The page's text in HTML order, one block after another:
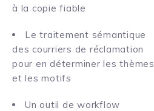
à la copie fiable
Le traitement sémantique
des courriers de réclamation
pour en déterminer les thèmes
et les motifs
Un outil de workflow